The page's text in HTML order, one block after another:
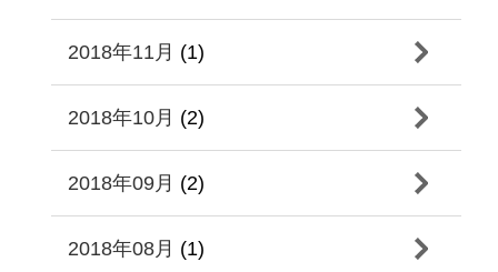
2018年11月 (1)
2018年10月 (2)
2018年09月 (2)
2018年08月 (1)